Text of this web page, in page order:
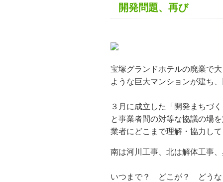
開発問題、再び
宝塚グランドホテルの廃業で
ような巨大マンションが建ち
３月に成立した「開発まちづ
と事業者間の対等な協議の場
業者にどこまで理解・協力し
南は河川工事、北は解体工事
いつまで？ どこが？ どうな